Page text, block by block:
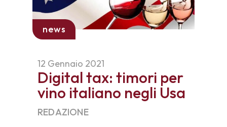
news
12 Gennaio 2021
Digital tax: timori per
vino italiano negli Usa
REDAZIONE